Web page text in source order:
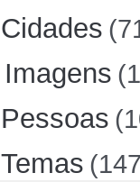
Cidades
Imagens
Pessoas
Temas